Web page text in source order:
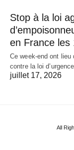
Stop à la loi
en France les
Ce week-end ont
contre la loi
juillet 17, 2026
All